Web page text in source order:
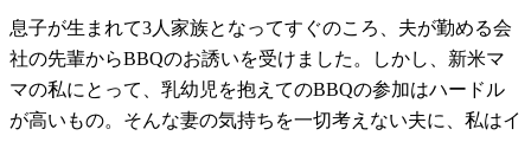
息子が生まれて3人家族となってすぐのころ、夫が勤める会
社の先輩からBBQのお誘いを受けました。しかし、新米マ
マの私にとって、乳幼児を抱えてのBBQの参加はハードル
が高いもの。そんな妻の気持ちを一切考えない夫に、私はイ